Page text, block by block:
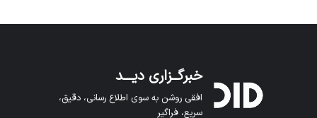
خبرگــزاری دیـــد
افقی روشن به سوی اطلاع رسانی، دقیق،
سریع، فراگیر